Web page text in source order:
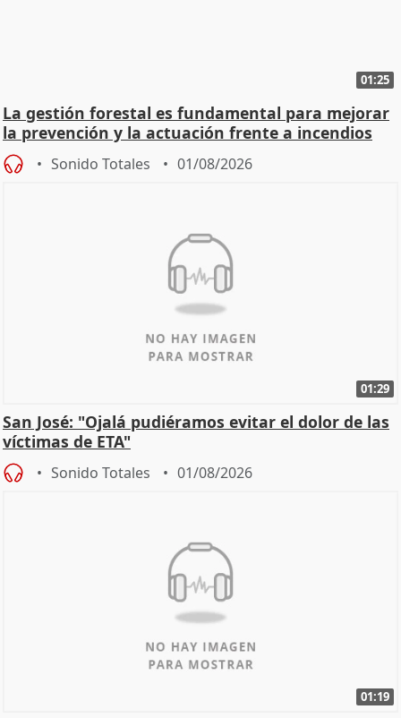
01:25
La gestión forestal es fundamental para mejorar
la prevención y la actuación frente a incendios
Sonido Totales 01/08/2026
01:29
San José: "Ojalá pudiéramos evitar el dolor de las
víctimas de ETA"
Sonido Totales 01/08/2026
01:19